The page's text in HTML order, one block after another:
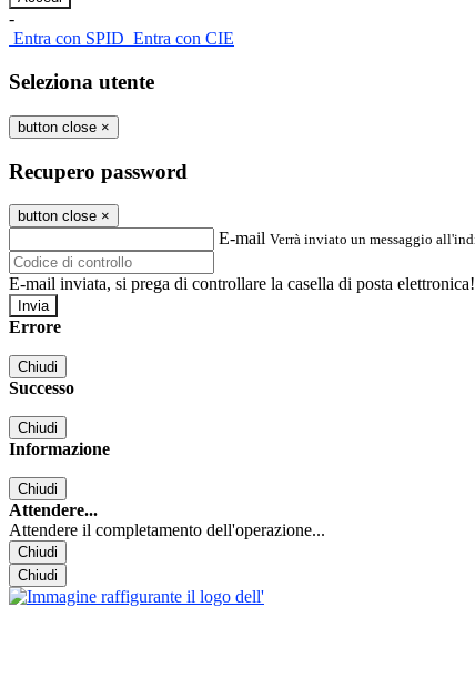
-
Entra con SPID Entra con CIE
Seleziona utente
button close ×
Recupero password
button close ×
E-mail Verrà inviato un messaggio
E-mail inviata, si prega di controllare la casella di posta elettronica!
Errore
Chiudi
Successo
Chiudi
Informazione
Chiudi
Attendere...
Attendere il completamento dell'operazione...
Chiudi
Chiudi